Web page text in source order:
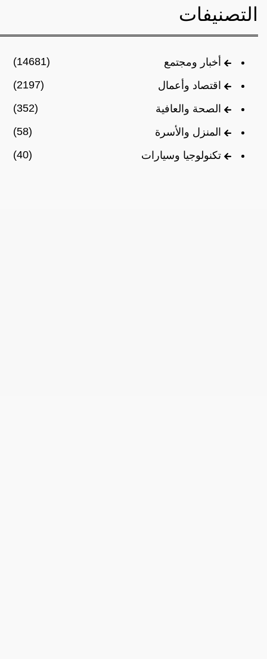
التصنيفات
أخبار ومجتمع
(14681)
اقتصاد وأعمال
(2197)
الصحة والعافية
(352)
المنزل والأسرة
(58)
تكنولوجيا وسيارات
(40)